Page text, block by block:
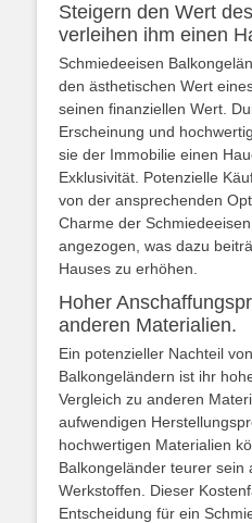
Steigern den Wert
verleihen ihm einen
Schmiedeeisen
den ästhetischen Wert
seinen finanziellen Wert.
Erscheinung und
sie der Immobilie einen
Exklusivität. Potenzielle
von der ansprechenden
Charme der
angezogen, was dazu
Hauses zu erhöhen.
Hoher
anderen Materialien.
Ein potenzieller Nachteil
Balkongeländern ist ihr
Vergleich zu anderen
aufwendigen
hochwertigen Materialien
Balkongeländer teurer sein
Werkstoffen. Dieser
Entscheidung für ein